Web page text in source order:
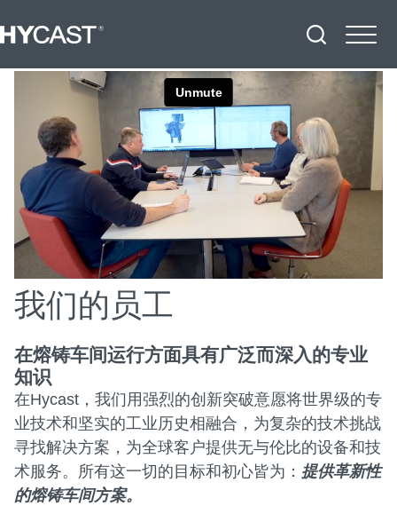
我们的员工
在熔铸车间运行方面具有广泛而深入的专业
知识
在Hycast，我们用强烈的创新突破意愿将世界级的专
业技术和坚实的工业历史相融合，为复杂的技术挑战
寻找解决方案，为全球客户提供无与伦比的设备和技
术服务。所有这一切的目标和初心皆为： 提供革新性
的熔铸车间方案。